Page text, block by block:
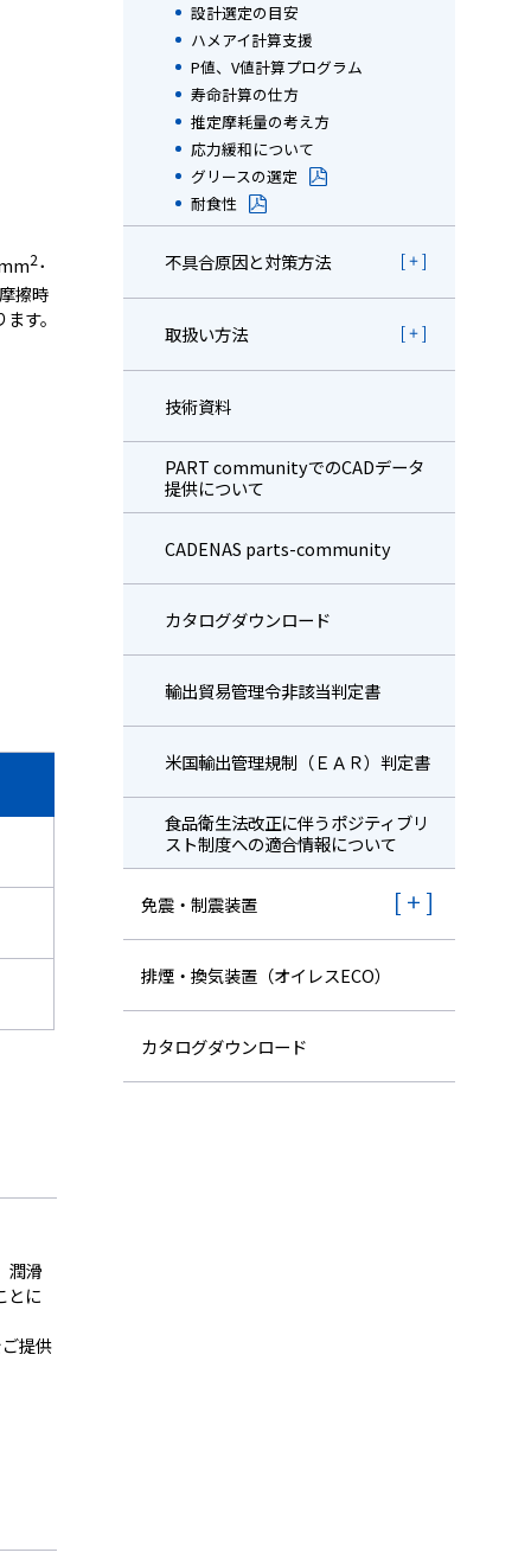
2･
擦時
す。
潤滑
とに
提供
設計選定の目安
ハメアイ計算支援
P値、V値計算プログラム
寿命計算の仕方
推定摩耗量の考え方
応力緩和について
グリースの選定
耐食性
不具合原因と対策方法
取扱い方法
技術資料
PART communityでのCADデータ
提供について
CADENAS parts-community
カタログダウンロード
輸出貿易管理令非該当判定書
米国輸出管理規制（ＥＡＲ）判定書
⾷品衛⽣法改正に伴うポジティブリ
スト制度への適合情報について
免震・制震装置
排煙・換気装置（オイレスECO）
カタログダウンロード